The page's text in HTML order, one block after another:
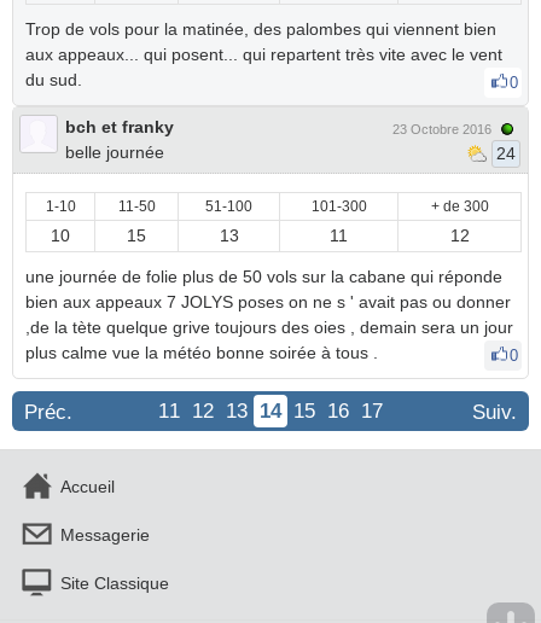
Trop de vols pour la matinée, des palombes qui viennent bien
aux appeaux... qui posent... qui repartent très vite avec le vent
du sud.
0
bch et franky
belle journée
23 Octobre 2016
24
1-10 11-50 51-100 101-300 + de 300
10 15 13 11 12
une journée de folie plus de 50 vols sur la cabane qui réponde
bien aux appeaux 7 JOLYS poses on ne s ' avait pas ou donner
,de la tète quelque grive toujours des oies , demain sera un jour
plus calme vue la météo bonne soirée à tous .
0
Suiv.
Préc. 11 12 13 14 15 16 17
Accueil
Messagerie
Site Classique